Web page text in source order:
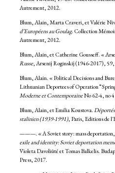
Autrement, 2012.
Blum, Alain, Marta Craveri, et Valérie
d’Européens au Goulag. Collection
Autrement, 2012.
Blum, Alain, et Catherine Gousseff. «
Russe, Arsenij Roginskij (1946-2017), 59,
Blum, Alain. « Political Decisions and
Lithuanian Deportees of Operation
Moderne et ContemporaineNo 62-4, no
Blum, Alain, et Emilia Koustova.
stalinien (1939-1991), Paris, Editions de
———. « A Soviet story : mass
exile and identity: Soviet deportation
Violeta Davoliūté et Tomas Balkelis.
Press, 2017.